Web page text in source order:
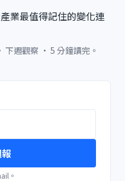
業最值得記住的變化連
週觀察 · 5 分鐘讀完。
。